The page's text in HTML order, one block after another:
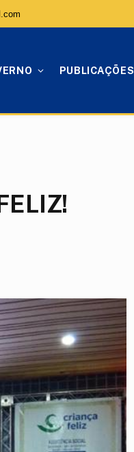
PUBLICAÇÕES